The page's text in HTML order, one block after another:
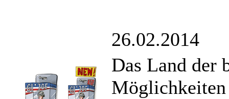
26.02.2014
Das Land der
Möglichkeiten